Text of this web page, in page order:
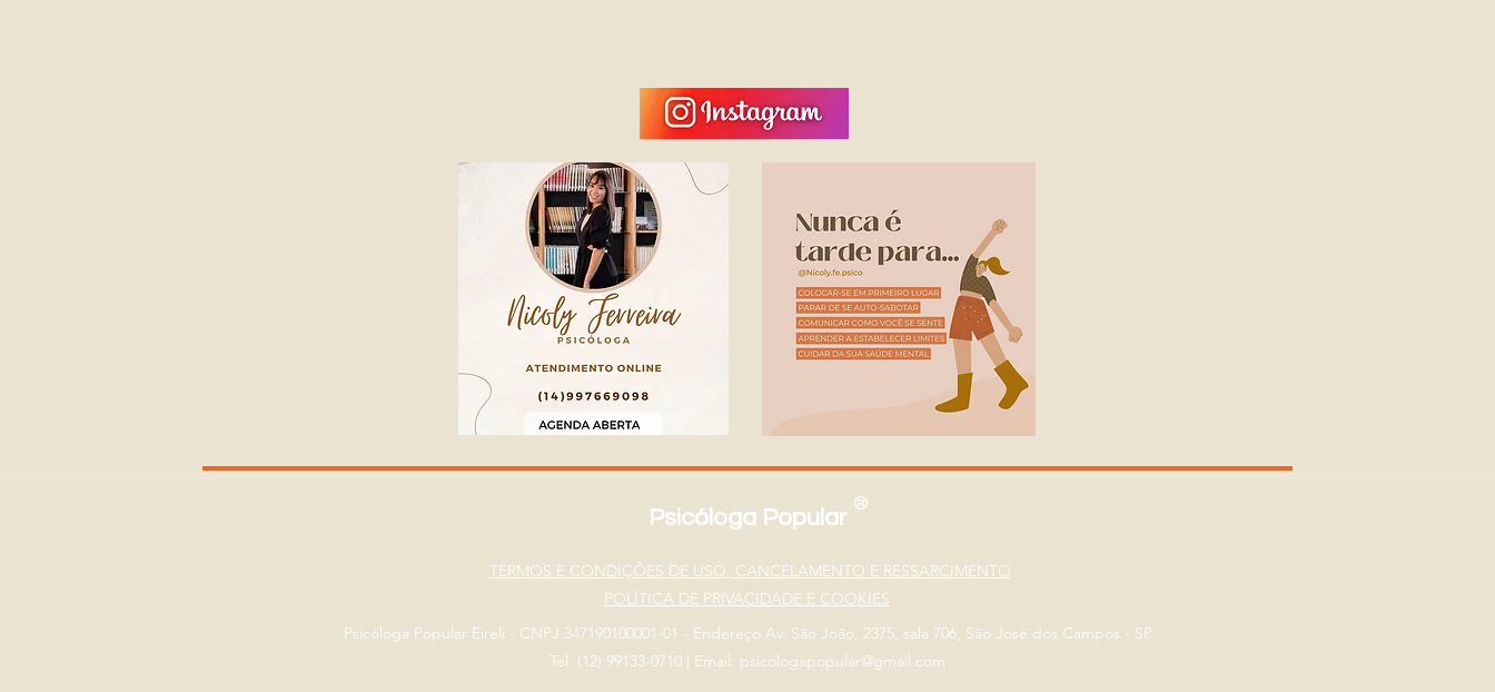
Psicóloga Popular
®
TERMOS E CONDIÇÕES DE USO, CANCELAMENTO E RESSARCIMENTO
POLÍTICA DE PRIVACIDADE E COOKIES
Psicóloga Popular Eireli - CNPJ 347190100001-01 - Endereço Av. São João, 2375, sala 706, São José dos Campos - SP
Tel: (12) 99133-0710 | Email: psicologapopular@gmail.com